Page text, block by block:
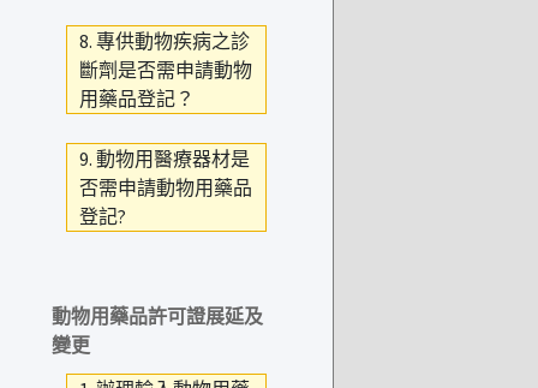
8. 專供動物疾病之診
斷劑是否需申請動物
用藥品登記？
9. 動物用醫療器材是
否需申請動物用藥品
登記?
動物用藥品許可證展延及
變更